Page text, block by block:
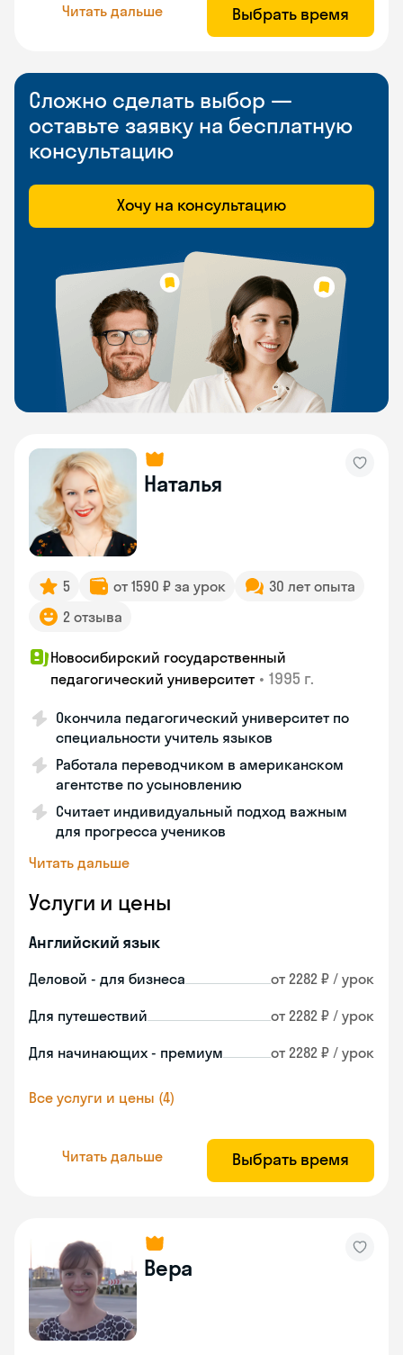
Читать дальше Выбрать время
Сложно сделать выбор —
оставьте заявку на бесплатную
консультацию
Хочу на консультацию
Наталья
5 от 1590 ₽ за урок
30 лет опыта
2 отзыва
Новосибирский государственный
педагогический университет • 1995 г.
Окончила педагогический университет по
специальности учитель языков
Работала переводчиком в американском
агентстве по усыновлению
Считает индивидуальный подход важным
для прогресса учеников
Читать дальше
Услуги и цены
Английский язык
Деловой - для бизнеса от 2282 ₽ / урок
Для путешествий от 2282 ₽ / урок
Для начинающих - премиум от 2282 ₽ / урок
Все услуги и цены (4)
Читать дальше Выбрать время
Вера